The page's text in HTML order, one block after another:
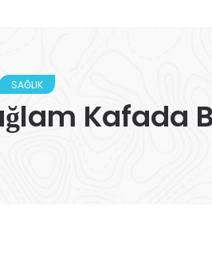
SAĞLIK
Kafada